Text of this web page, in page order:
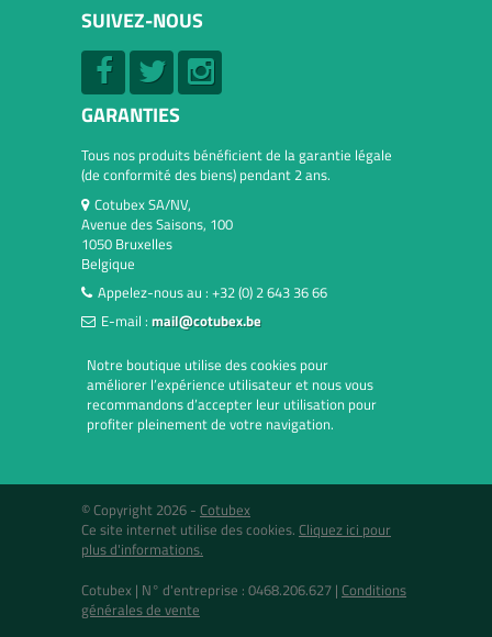
SUIVEZ-NOUS
GARANTIES
Tous nos produits bénéficient de la garantie légale
(de conformité des biens) pendant 2 ans.
Cotubex SA/NV,
Avenue des Saisons, 100
1050 Bruxelles
Belgique
Appelez-nous au : +32 (0) 2 643 36 66
E-mail : mail@cotubex.be
Notre boutique utilise des cookies pour
améliorer l’expérience utilisateur et nous vous
recommandons d’accepter leur utilisation pour
profiter pleinement de votre navigation.
© Copyright 2026 - Cotubex
Ce site internet utilise des cookies. Cliquez ici pour
plus d'informations.
Cotubex | N° d'entreprise : 0468.206.627 | Conditions
générales de vente